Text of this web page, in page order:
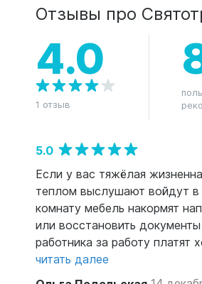
Отзывы про
4.0
1 отзыв
5.0
Если у вас тяжёлая
теплом выслушают войдут
комнату мебель накормят
или восстановить
работника за работу
читать далее